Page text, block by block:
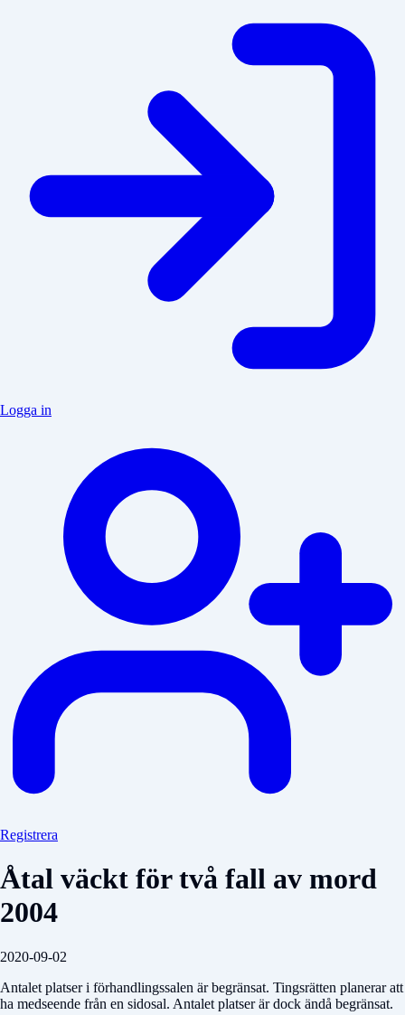
Logga in
Registrera
Åtal väckt för två fall av mord
2004
2020-09-02
Antalet platser i förhandlingssalen är begränsat. Tingsrätten planerar att
ha medseende från en sidosal. Antalet platser är dock ändå begränsat.